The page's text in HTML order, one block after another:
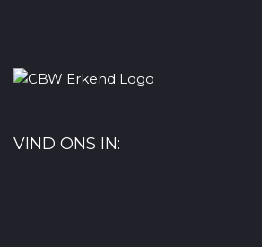
VIND ONS IN: